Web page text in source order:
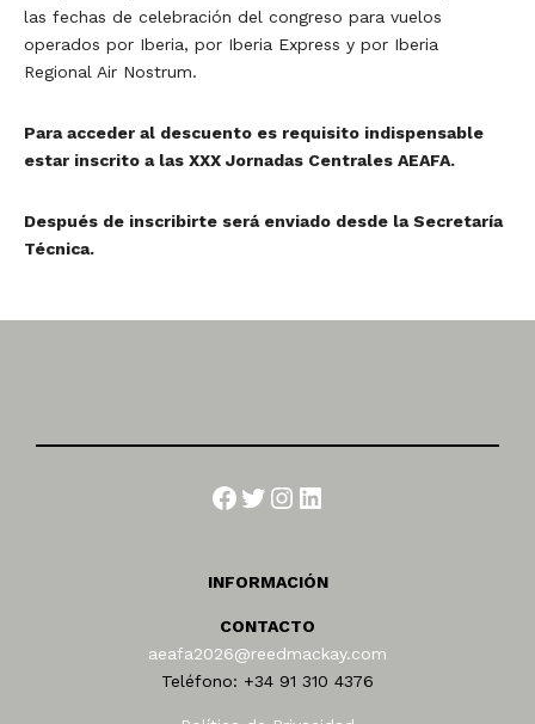
las fechas de celebración del congreso para vuelos
operados por Iberia, por Iberia Express y por Iberia
Regional Air Nostrum.
Para acceder al descuento es requisito indispensable
estar inscrito a las XXX Jornadas Centrales AEAFA.
Después de inscribirte será enviado desde la Secretaría
Técnica.
Facebook
Twitter
Instagram
LinkedIn
INFORMACIÓN
CONTACTO
aeafa2026@reedmackay.com
Teléfono: +34 91 310 4376